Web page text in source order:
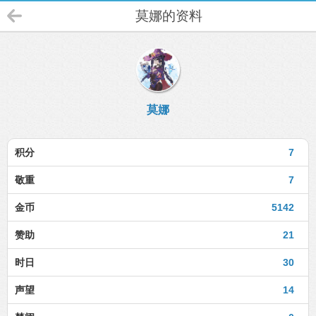
莫娜的资料
莫娜
7
积分
7
敬重
5142
金币
21
赞助
30
时日
14
声望